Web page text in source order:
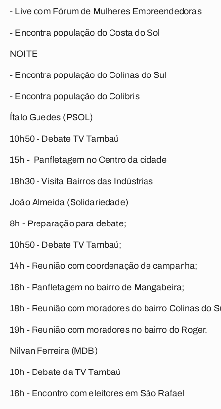
- Live com Fórum de Mulheres Empreendedoras
- Encontra população do Costa do Sol
NOITE
- Encontra população do Colinas do Sul
- Encontra população do Colibris
Ítalo Guedes (PSOL)
10h50 - Debate TV Tambaú
15h - Panfletagem no Centro da cidade
18h30 - Visita Bairros das Indústrias
João Almeida (Solidariedade)
8h - Preparação para debate;
10h50 - Debate TV Tambaú;
14h - Reunião com coordenação de campanha;
16h - Panfletagem no bairro de Mangabeira;
18h - Reunião com moradores do bairro Colinas do
19h - Reunião com moradores no bairro do Roger.
Nilvan Ferreira (MDB)
10h - Debate da TV Tambaú
16h - Encontro com eleitores em São Rafael